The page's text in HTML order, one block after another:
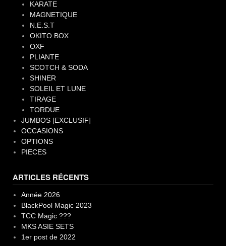
KARATE
MAGNETIQUE
N.E.S.T
OKITO BOX
OXF
PLIANTE
SCOTCH & SODA
SHINER
SOLEIL ET LUNE
TIRAGE
TORDUE
JUMBOS [EXCLUSIF]
OCCASIONS
OPTIONS
PIECES
ARTICLES RÉCENTS
Année 2026
BlackPool Magic 2023
TCC Magic ???
MKS ASIE SETS
1er post de 2022